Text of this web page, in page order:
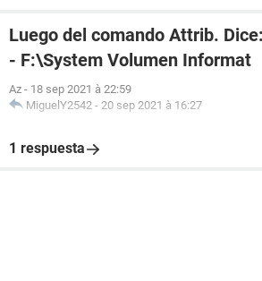
Luego del comando Attrib.
- F:\System Volumen Informat
Az - 18 sep 2021 à 22:59
MiguelY2542 - 20 sep 2021 à 16:27
1 respuesta